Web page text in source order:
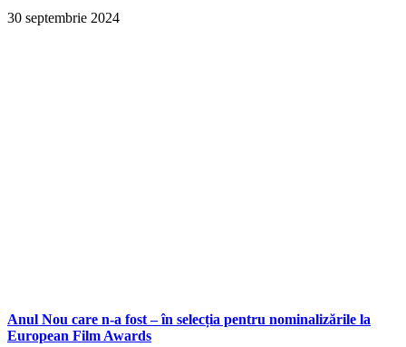
30 septembrie 2024
Anul Nou care n-a fost – în selecția pentru nominalizările la
European Film Awards